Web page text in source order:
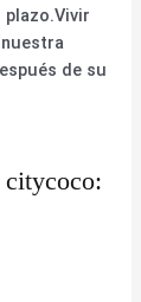
de su
citycoco: